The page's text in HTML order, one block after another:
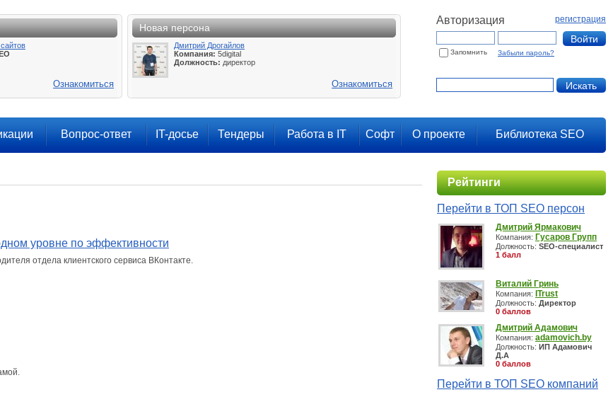
Ознакомиться
Новая персона
Дмитрий Дрогайлов
Компания: 5digital
Должность: директор
Ознакомиться
Авторизация регистрация
Запомнить Забыли пароль?
Вопрос-ответ IT-досье Тендеры Работа в IT Софт О проекте Библиотека SEO
уровне по эффективности
отдела клиентского сервиса ВКонтакте.
Рейтинги
Перейти в ТОП SEO персон
Дмитрий Ярмакович
Компания: Гусаров Групп
Должность: SEO-специалист
1 балл
Виталий Гринь
Компания: ITrust
Должность: Директор
0 баллов
Дмитрий Адамович
Компания: adamovich.by
Должность: ИП Адамович
Д.А
0 баллов
Перейти в ТОП SEO компаний